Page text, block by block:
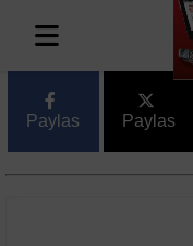
Paylas Paylas